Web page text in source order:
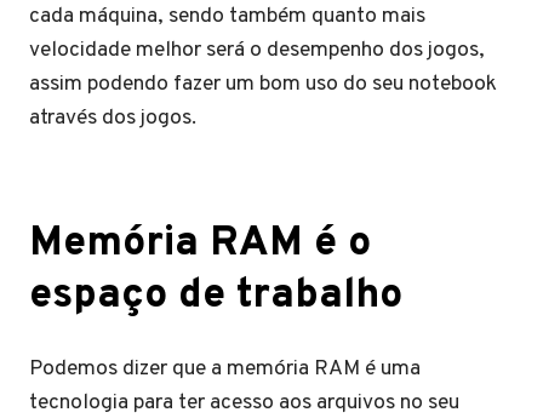
cada máquina, sendo também quanto mais
velocidade melhor será o desempenho dos jogos,
assim podendo fazer um bom uso do seu notebook
através dos jogos.
Memória RAM é o
espaço de trabalho
Podemos dizer que a memória RAM é uma
tecnologia para ter acesso aos arquivos no seu